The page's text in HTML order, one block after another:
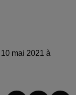
mai 2021 à